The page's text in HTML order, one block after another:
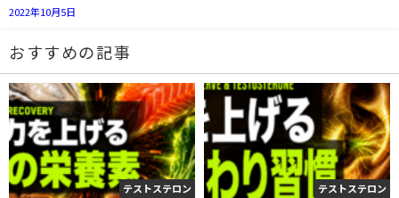
2022年10月5日
おすすめの記事
テストステロン テストステロン